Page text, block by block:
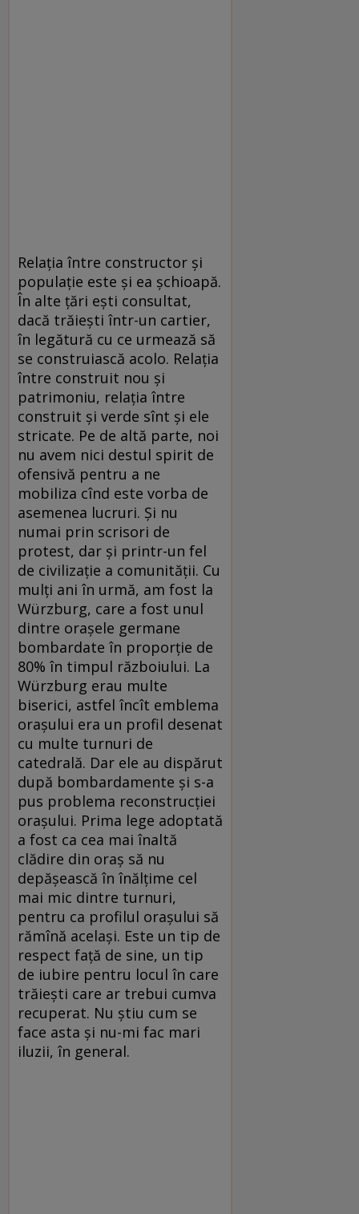
Relaţia între constructor şi
populaţie este şi ea şchioapă.
În alte ţări eşti consultat,
dacă trăieşti într-un cartier,
în legătură cu ce urmează să
se construiască acolo. Relaţia
între construit nou şi
patrimoniu, relaţia între
construit şi verde sînt şi ele
stricate. Pe de altă parte, noi
nu avem nici destul spirit de
ofensivă pentru a ne
mobiliza cînd este vorba de
asemenea lucruri. Şi nu
numai prin scrisori de
protest, dar şi printr-un fel
de civilizaţie a comunităţii. Cu
mulţi ani în urmă, am fost la
Würzburg, care a fost unul
dintre oraşele germane
bombardate în proporţie de
80% în timpul războiului. La
Würzburg erau multe
biserici, astfel încît emblema
oraşului era un profil desenat
cu multe turnuri de
catedrală. Dar ele au dispărut
după bombardamente şi s-a
pus problema reconstrucţiei
oraşului. Prima lege adoptată
a fost ca cea mai înaltă
clădire din oraş să nu
depăşească în înălţime cel
mai mic dintre turnuri,
pentru ca profilul oraşului să
rămînă acelaşi. Este un tip de
respect faţă de sine, un tip
de iubire pentru locul în care
trăieşti care ar trebui cumva
recuperat. Nu ştiu cum se
face asta şi nu-mi fac mari
iluzii, în general.